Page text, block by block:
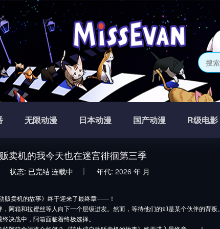
无限动漫 日本动漫 国产动漫 R级电影
卖机的我今天也在迷宫徘徊第三季
状态: 已完结 连载中 年代: 2026 年 月
贩卖机的故事》终于迎来了最终章——！
阿箱和拉蜜丝等人向下一个层级进发。然而，等待他们的却是某个伙伴的背叛。
决战中，阿箱面临着终极选择。